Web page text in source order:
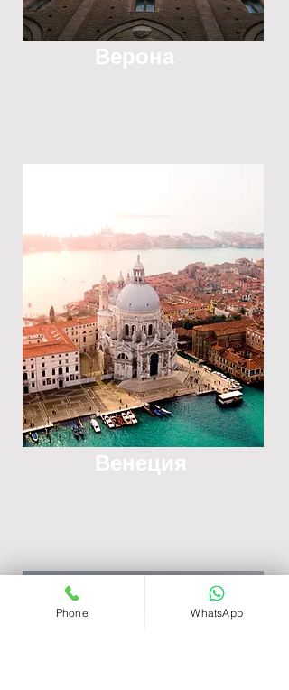
Верона
Венеция
Phone WhatsApp